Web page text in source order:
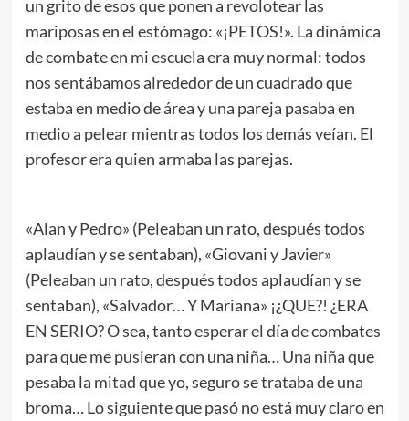
un grito de esos que ponen a revolotear las
mariposas en el estómago: «¡PETOS!». La dinámica
de combate en mi escuela era muy normal: todos
nos sentábamos alrededor de un cuadrado que
estaba en medio de área y una pareja pasaba en
medio a pelear mientras todos los demás veían. El
profesor era quien armaba las parejas.
«Alan y Pedro» (Peleaban un rato, después todos
aplaudían y se sentaban), «Giovani y Javier»
(Peleaban un rato, después todos aplaudían y se
sentaban), «Salvador… Y Mariana» ¡¿QUE?! ¿ERA
EN SERIO? O sea, tanto esperar el día de combates
para que me pusieran con una niña… Una niña que
pesaba la mitad que yo, seguro se trataba de una
broma… Lo siguiente que pasó no está muy claro en